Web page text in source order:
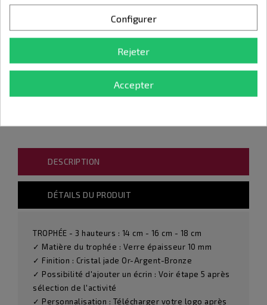
+ 14.40 €
DESCRIPTION
DÉTAILS DU PRODUIT
TROPHÉE - 3 hauteurs : 14 cm - 16 cm - 18 cm
✓ Matière du trophée : Verre épaisseur 10 mm
✓ Finition : Cristal jade Or-Argent-Bronze
✓ Possibilité d'ajouter un écrin : Voir étape 5 après
sélection de l'activité
✓ Personnalisation : Télécharger votre logo après
Configurer
Rejeter
Accepter